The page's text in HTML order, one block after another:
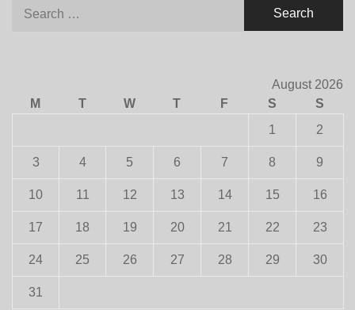
August 2026
M
T W T F S
S
1
2
3 4 5 6 7 8 9
10 11 12 13 14 15 16
17 18 19 20 21 22 23
24 25 26 27 28 29 30
31